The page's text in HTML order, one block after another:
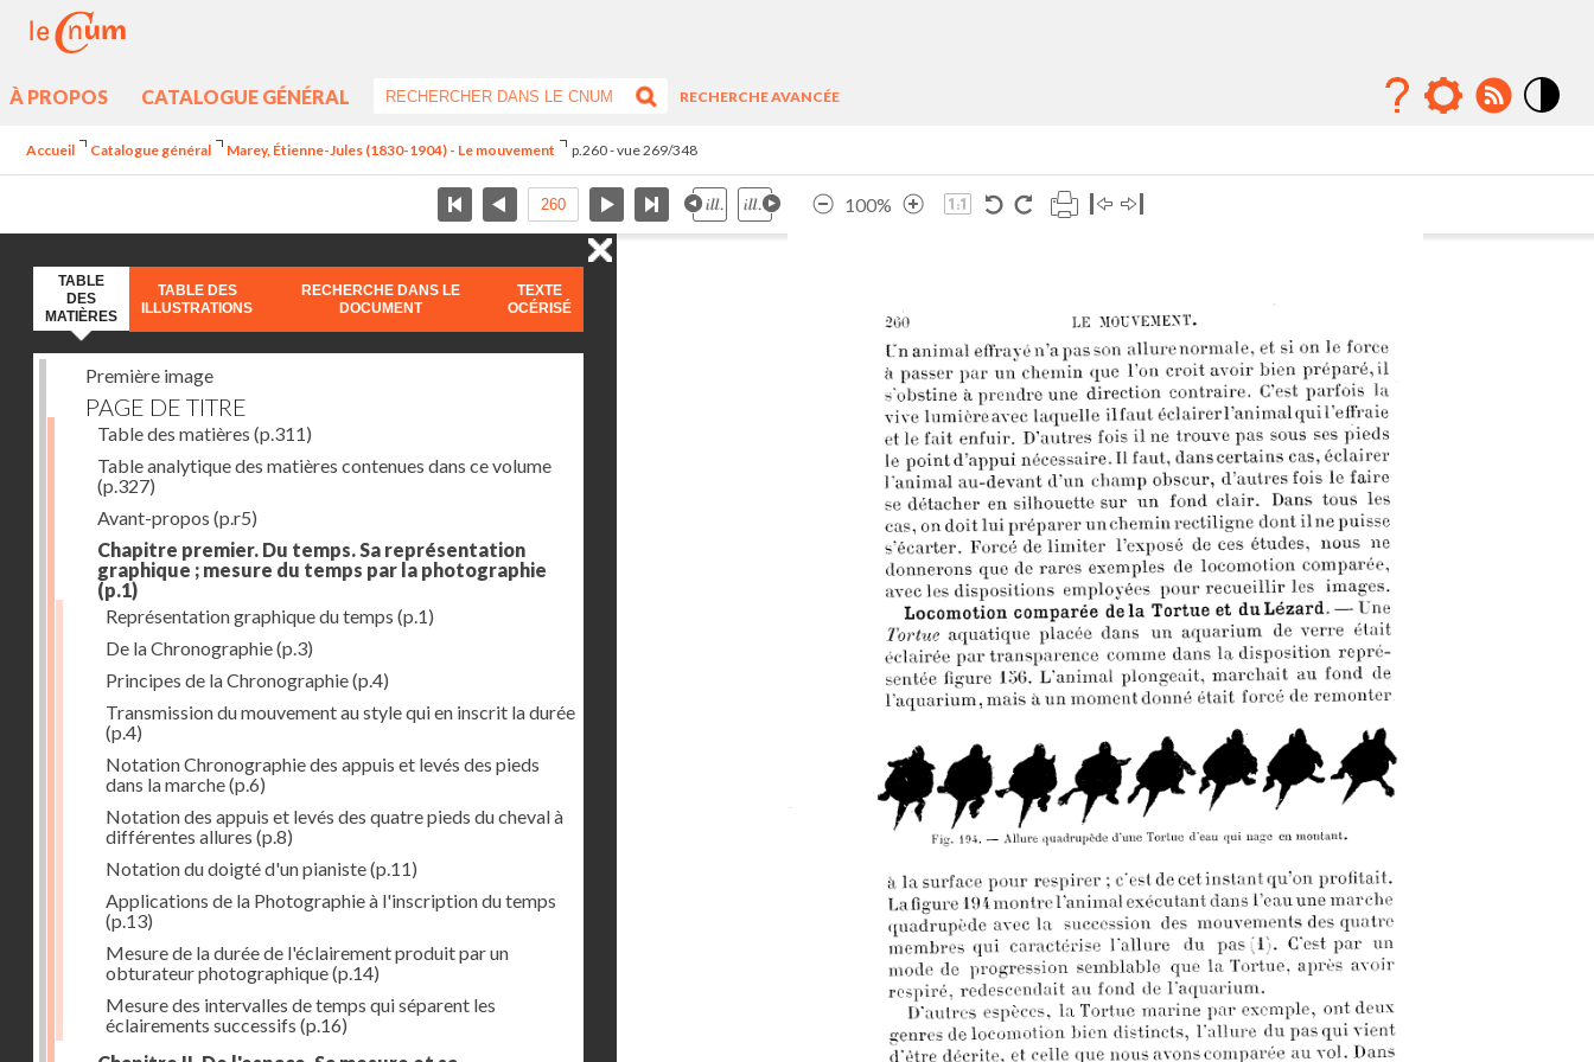
À PROPOS CATALOGUE GÉNÉRAL
RECHERCHE AVANCÉE
Accueil Catalogue général Marey, Étienne-Jules (1830-1904) - Le mouvement p.260 - vue 269/348
100%
TABLE
DES
MATIÈRES
TABLE DES
ILLUSTRATIONS
RECHERCHE DANS LE
DOCUMENT
TEXTE
OCÉRISÉ
Première image
PAGE DE TITRE
Table des matières (p.311)
Table analytique des matières contenues dans ce volume
(p.327)
Avant-propos (p.r5)
Chapitre premier. Du temps. Sa représentation
graphique ; mesure du temps par la photographie
(p.1)
Représentation graphique du temps (p.1)
De la Chronographie(p.3)
Principes de la Chronographie(p.4)
Transmission du mouvement au style qui en inscrit la durée
(p.4)
Notation Chronographie des appuis et levés des pieds
dans la marche(p.6)
Notation des appuis et levés des quatre pieds du cheval à
différentes allures (p.8)
Notation du doigté d'un pianiste(p.11)
Applications de la Photographie à l'inscription du temps
(p.13)
Mesure de la durée de l'éclairement produit par un
obturateur photographique(p.14)
Mesure des intervalles de temps qui séparent les
éclairements successifs (p.16)